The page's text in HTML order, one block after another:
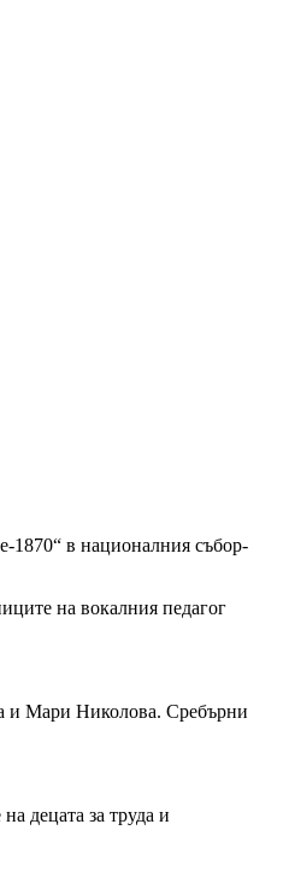
1870“ в националния събор-
на вокалния педагог
и Мари Николова. Сребърни
децата за труда и